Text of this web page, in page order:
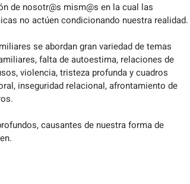
de nosotr@s mism@s en la cual las
no actúen condicionando nuestra realidad.
se abordan gran variedad de temas
falta de autoestima, relaciones de
violencia, tristeza profunda y cuadros
inseguridad relacional, afrontamiento de
causantes de nuestra forma de